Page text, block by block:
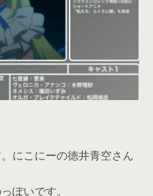
にこにーの徳井青空さん
ぽいです。